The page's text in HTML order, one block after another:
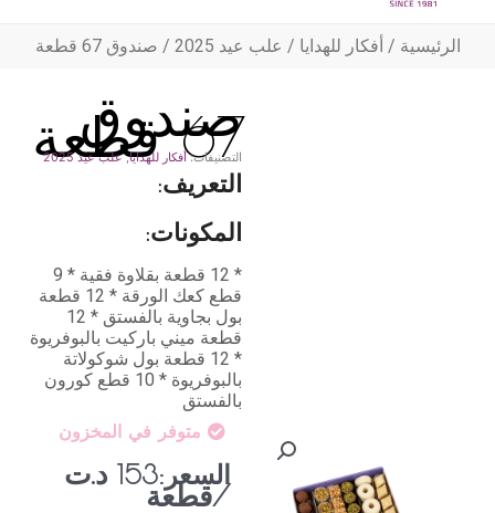
الرئيسية/أفكار للهدايا/علب عيد 2025 / صندوق 67 قطعة
صندوق
67 قطعة
التصنيفات:أفكار للهدايا,علب عيد 2025
التعريف:
المكونات:
* 12 قطعة بقلاوة فقية * 9
قطع كعك الورقة * 12 قطعة
بول بجاوية بالفستق * 12
قطعة ميني باركيت بالبوفريوة
* 12 قطعة بول شوكولاتة
بالبوفريوة * 10 قطع كورون
بالفستق
متوفر في المخزون
السعر:153 د.ت
/قطعة